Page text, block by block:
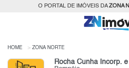
O PORTAL DE IMÓVEIS DAZONA
HOME ZONA NORTE
Rocha Cunha Incorp.